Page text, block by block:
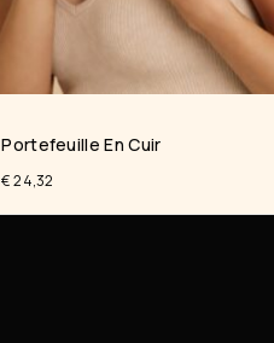
Portefeuille En Cuir
€24,32